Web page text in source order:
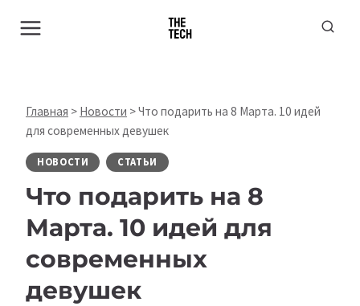
Главная > Новости >Что подарить на 8 Марта. 10 идей
для современных девушек
НОВОСТИ СТАТЬИ
Что подарить на 8
Марта. 10 идей для
современных
девушек